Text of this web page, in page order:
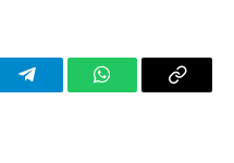
TelegramWhatsAppCopy